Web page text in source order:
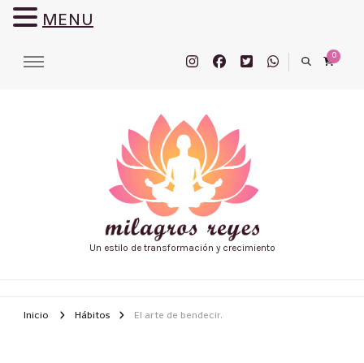
0
Un estilo de transformación y crecimiento
Inicio Hábitos El arte de bendecir.
MENU